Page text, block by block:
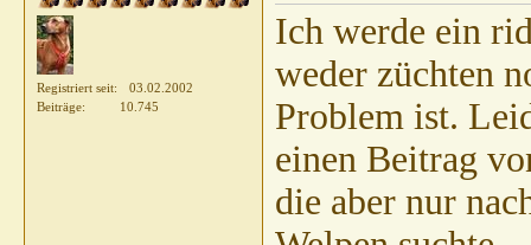
Sibilla Teichert
05.03.2002,
Feli
a) es ist zuchtausschliessend...05.03.2002,23:13
Stefan Notter
06.03.2002,00:53
Happy Ridgelos06.03.2002,
Hallo, ganz süßes Photo...06.03.2002,
15:42
06.03.2002,15:46
17.03.2002,
19:53
18.03.2002,
10:02
Registriert seit
03.02.2002
Beiträge
10.745
Ich werde ein
weder züchten
Problem ist.
einen Beitrag
die aber nur